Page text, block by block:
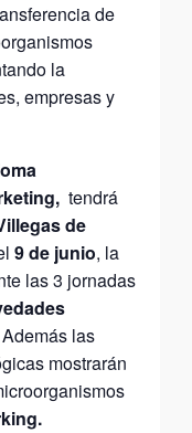
de
la
empresas y
tendrá
de
9 de junio, la
las 3 jornadas
las
mostrarán